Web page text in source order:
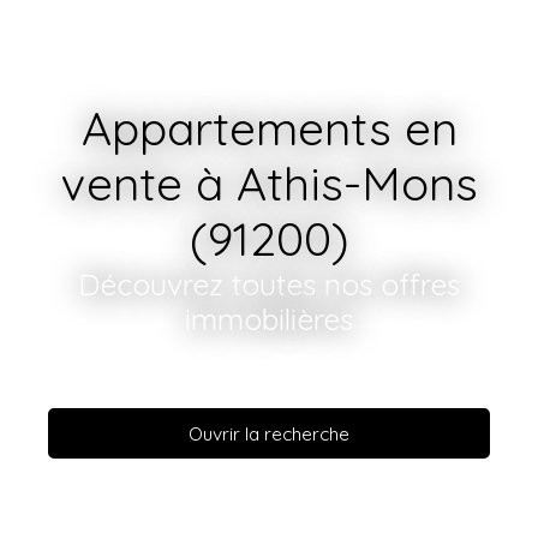
Appartements en
vente à Athis-Mons
(91200)
Découvrez toutes nos offres
immobilières
Ouvrir la recherche